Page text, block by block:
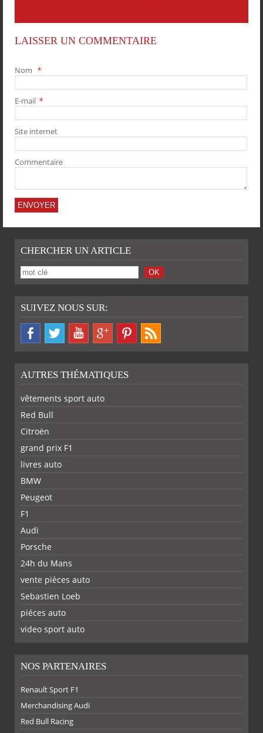
SUR SUR SUR SUR
LAISSER UN COMMENTAIRE
Nom *
E-mail *
Site internet
Commentaire
CHERCHER UN ARTICLE
SUIVEZ NOUS SUR:
FACEBOOKTWITTER
AUTRES THÉMATIQUES
vêtements sport auto
Red Bull
Citroën
grand prix F1
livres auto
BMW
Peugeot
F1
Audi
Porsche
24h du Mans
vente pièces auto
Sebastien Loeb
piéces auto
video sport auto
NOS PARTENAIRES
Renault Sport F1
Merchandising Audi
Red Bull Racing